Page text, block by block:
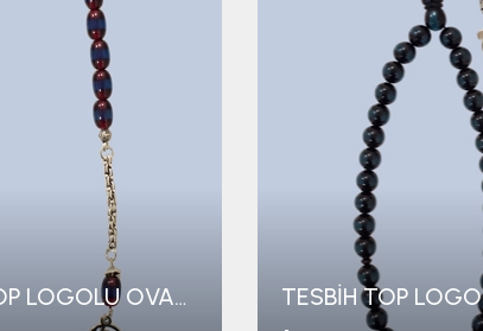
TESBİH TOP LOGOLU OVAL TAŞLI